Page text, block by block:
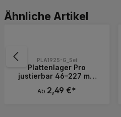
Produktgalerie überspringen
Ähnliche Artikel
PLA1925-G_Set
Plattenlager Pro
justierbar 46–227 mm
7 %
Ab 2,49 €*